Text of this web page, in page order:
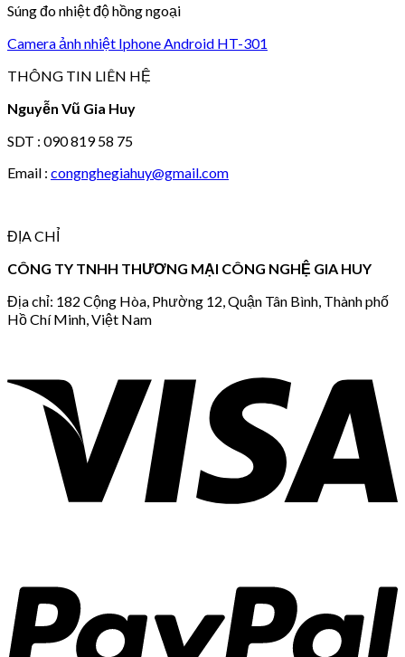
Súng đo nhiệt độ hồng ngoại
Camera ảnh nhiệt Iphone Android HT-301
THÔNG TIN LIÊN HỆ
Nguyễn Vũ Gia Huy
SDT : 090 819 58 75
Email : congnghegiahuy@gmail.com
ĐỊA CHỈ
CÔNG TY TNHH THƯƠNG MẠI CÔNG NGHỆ GIA HUY
Địa chỉ: 182 Cộng Hòa, Phường 12, Quận Tân Bình, Thành phố
Hồ Chí Minh, Việt Nam